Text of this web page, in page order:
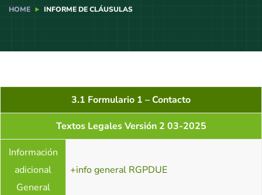
HOME INFORME DE CLÁUSULAS
3.1 Formulario 1 – Contacto
Textos Legales Versión 2 03-2025
Información
adicional
General
+info general RGPDUE